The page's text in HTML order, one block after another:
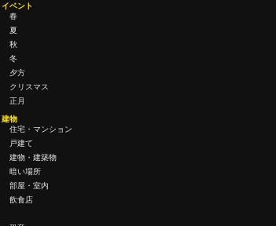
ベント
春
夏
秋
冬
夕方
クリスマス
正月
建物
住宅・マンション
戸建て
建物・建築物
暗い場所
部屋・室内
飲食店